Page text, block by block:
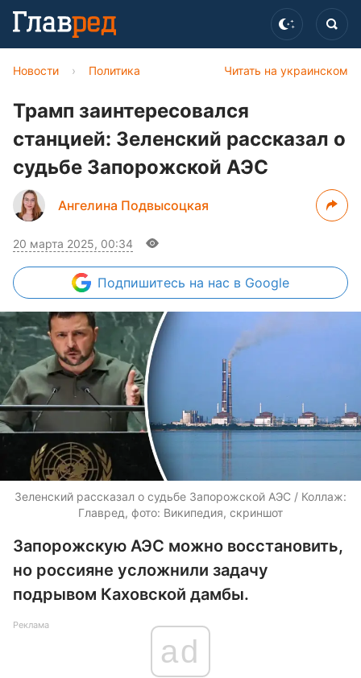
Читать на украинском
Новости › Политика
Трамп заинтересовался
станцией: Зеленский рассказал о
судьбе Запорожской АЭС
Ангелина Подвысоцкая
20 марта 2025, 00:34
Подпишитесь на нас в Google
Зеленский рассказал о судьбе Запорожской АЭС / Коллаж:
Главред, фото: Википедия, скриншот
Запорожскую АЭС можно восстановить,
но россияне усложнили задачу
подрывом Каховской дамбы.
Реклама
ad